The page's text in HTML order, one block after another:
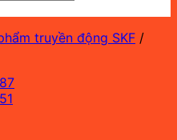
truyền động SKF /